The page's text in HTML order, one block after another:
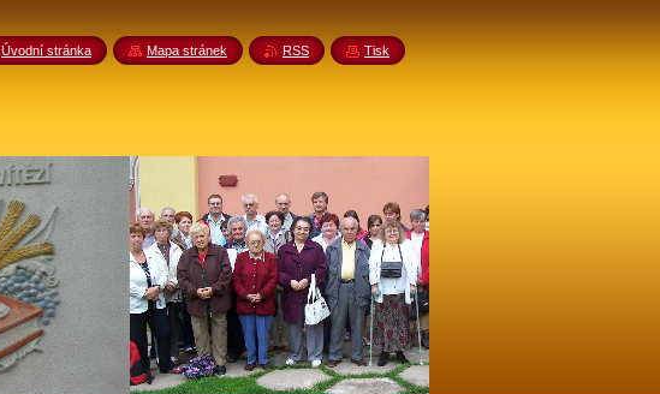
Úvodní stránka Mapa stránek RSS Tisk